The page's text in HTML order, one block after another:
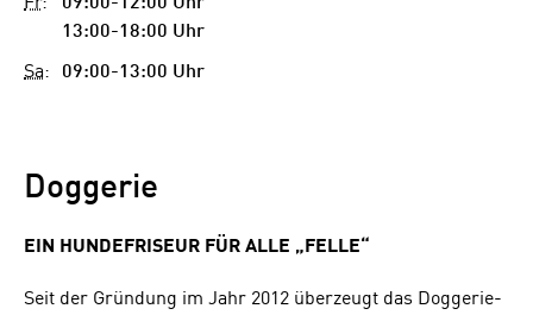
13:00-18:00 Uhr
Sa: 09:00-13:00 Uhr
Doggerie
EIN HUNDEFRISEUR FÜR ALLE „FELLE“
Seit der Gründung im Jahr 2012 überzeugt das Doggerie-